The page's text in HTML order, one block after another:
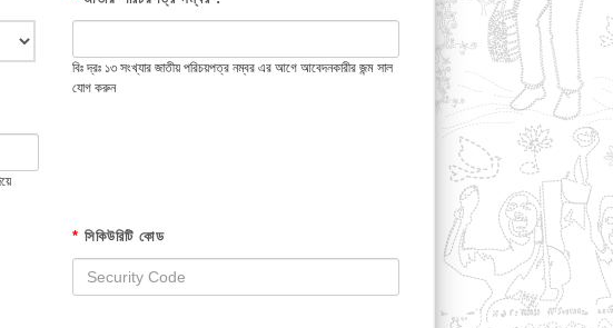
বিঃ দ্রঃ ১৩ সংখ্যার জাতীয় পরিচয়পত্র নম্বর এর আগে আবেদনকারীর জন্ম সাল
যোগ করুন
* সিকিউরিটি কোড